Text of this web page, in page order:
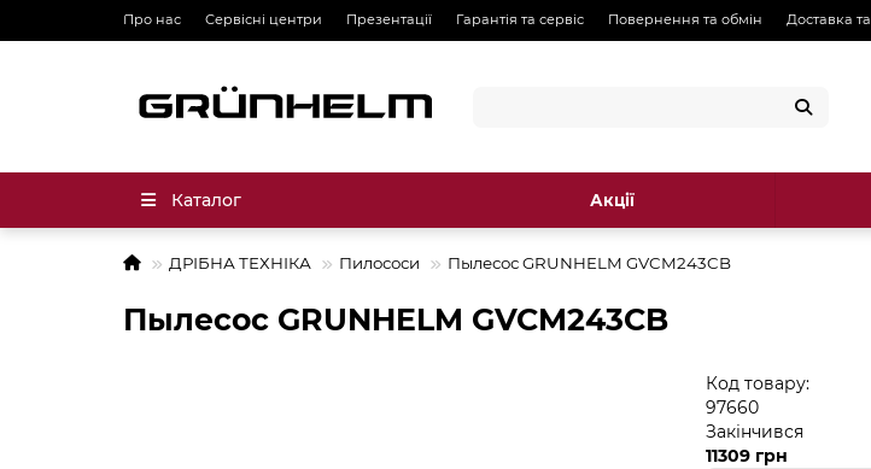
Про нас Сервісні центри Презентації Гарантія та сервіс Повернення та обмін Доставка
Каталог Акції
ДРІБНА ТЕХНІКА Пилососи Пылесос GRUNHELM GVCM243CB
Пылесос GRUNHELM GVCM243CB
Код товару:
97660
Закінчився
11309 грн